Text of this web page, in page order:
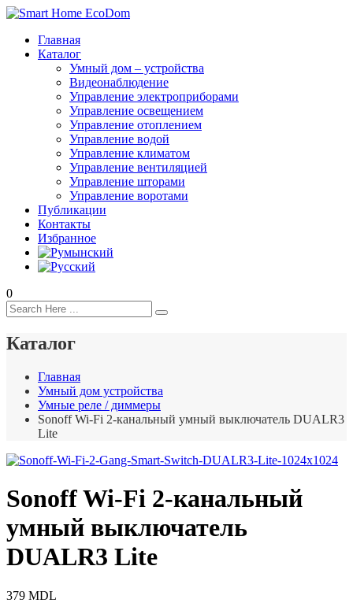
Главная
Каталог
Умный дом – устройства
Видеонаблюдение
Управление электроприборами
Управление освещением
Управление отоплением
Управление водой
Управление климатом
Управление вентиляцией
Управление шторами
Управление воротами
Публикации
Контакты
Избранное
0
Каталог
Главная
Умный дом устройства
Умные реле / диммеры
Sonoff Wi-Fi 2-канальный умный выключатель DUALR3
Lite
Sonoff Wi-Fi 2-канальный
умный выключатель
DUALR3 Lite
379 MDL